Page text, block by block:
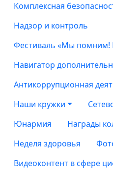
Комплексная
Надзор и контроль
Фестиваль «Мы помним!
Навигатор
Антикоррупционная
Наши кружки
Юнармия
Награды
Неделя здоровья
Видеоконтент в сфере